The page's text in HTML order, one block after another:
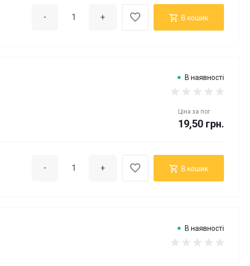
- + В кошик
В наявності
Ціна за пог
19,50 грн.
- + В кошик
В наявності